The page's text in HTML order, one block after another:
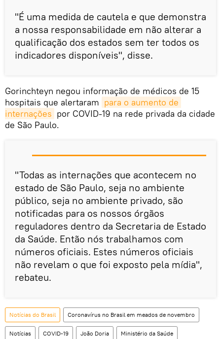
"É uma medida de cautela e que demonstra
a nossa responsabilidade em não alterar a
qualificação dos estados sem ter todos os
indicadores disponíveis", disse.
Gorinchteyn negou informação de médicos de 15
hospitais que alertaram para o aumento de
internações por COVID-19 na rede privada da cidade
de São Paulo.
"Todas as internações que acontecem no
estado de São Paulo, seja no ambiente
público, seja no ambiente privado, são
notificadas para os nossos órgãos
reguladores dentro da Secretaria de Estado
da Saúde. Então nós trabalhamos com
números oficiais. Estes números oficiais
não revelam o que foi exposto pela mídia",
rebateu.
Notícias do Brasil Coronavírus no Brasil em meados de novembro
Notícias COVID-19 João Doria Ministério da Saúde